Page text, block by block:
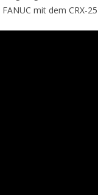
mit dem CRX-